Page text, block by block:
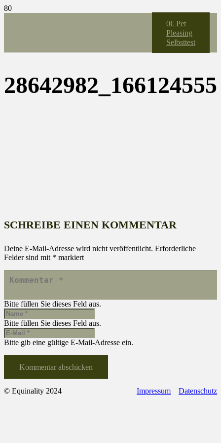
0€ Pet
Pleasing
Selbsttest
SCHREIBE EINEN KOMMENTAR
Deine E-Mail-Adresse wird nicht veröffentlicht. Erforderliche
Felder sind mit * markiert
Bitte füllen Sie dieses Feld aus.
Bitte füllen Sie dieses Feld aus.
Bitte gib eine gültige E-Mail-Adresse ein.
Kommentar abschicken
© Equinality 2024 Impressum Datenschutz